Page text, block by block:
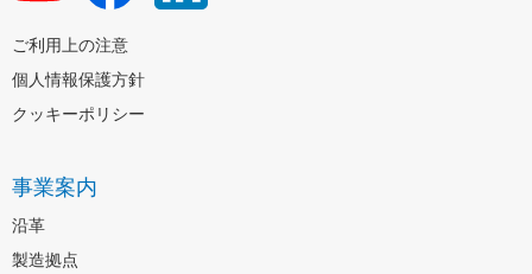
ご利用上の注意
個人情報保護方針
クッキーポリシー
事業案内
沿革
製造拠点